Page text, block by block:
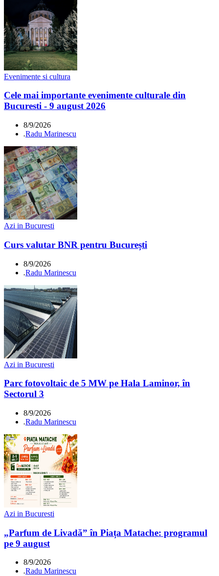
Evenimente si cultura
Cele mai importante evenimente culturale din
Bucuresti - 9 august 2026
8/9/2026
.Radu Marinescu
Azi in Bucuresti
Curs valutar BNR pentru București
8/9/2026
.Radu Marinescu
Azi in Bucuresti
Parc fotovoltaic de 5 MW pe Hala Laminor, în
Sectorul 3
8/9/2026
.Radu Marinescu
Azi in Bucuresti
„Parfum de Livadă” în Piața Matache: programul
pe 9 august
8/9/2026
.Radu Marinescu